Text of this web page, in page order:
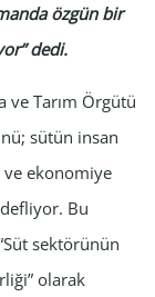
özgün bir
dedi.
ve Tarım Örgütü
sütün insan
ve ekonomiye
Bu
sektörünün
olarak